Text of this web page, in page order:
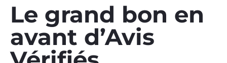
Le grand bon en
avant d’Avis